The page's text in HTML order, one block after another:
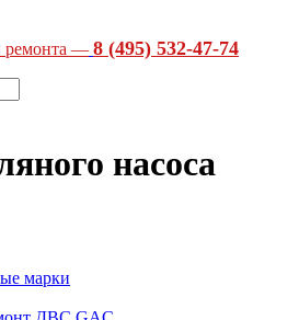
ремонта — 8 (495) 532-47-74
насоса
марки